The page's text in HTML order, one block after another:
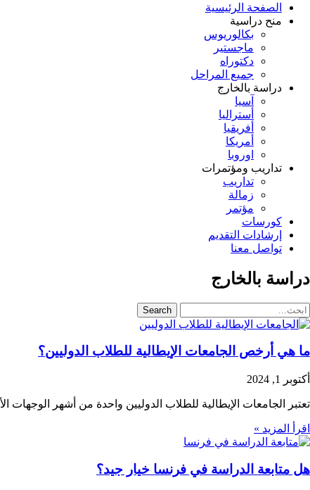
الصفحة الرئيسية
منح دراسية
بكالوريوس
ماجستير
دكتوراه
جميع المراحل
دراسة بالخارج
آسيا
أستراليا
أفريقيا
أمريكا
اوروبا
تداريب ومؤتمرات
تداريب
زمالة
مؤتمر
كورسات
إرشادات التقديم
تواصل معنا
دراسة بالخارج
Search
ما هي أرخص الجامعات الإيطالية للطلاب الدوليين؟
أكتوبر 1, 2024
تعتبر الجامعات الإيطالية للطلاب الدوليين واحدة من أشهر الوجهات
اقرأ المزيد »
هل متابعة الدراسة في فرنسا خيار جيد؟